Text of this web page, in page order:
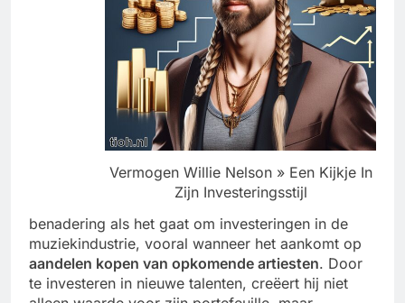
Vermogen Willie Nelson » Een Kijkje In
Zijn Investeringsstijl
benadering als het gaat om investeringen in de
muziekindustrie, vooral wanneer het aankomt op
aandelen kopen van opkomende artiesten. Door
te investeren in nieuwe talenten, creëert hij niet